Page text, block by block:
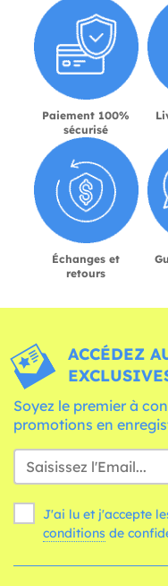
Paiement 100%
sécurisé
Échanges et
retours
ACCÉDEZ
Soyez le premier à
promotions en
J'ai lu et j'accepte
conditions de